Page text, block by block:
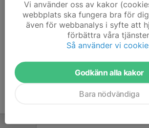
För att bidra till finansieringen av damlagets
idag påbörjat försäljningen av det "lokala"
bland annat, fina erbjudande på ICA i
pengarna tillbaka om man...
Vi använder oss av kakor
webbplats ska fungera bra för
även för webbanalys i syfte att
förbättra våra
Så använder vi
Godkänn alla kakor
Bara nödvändiga